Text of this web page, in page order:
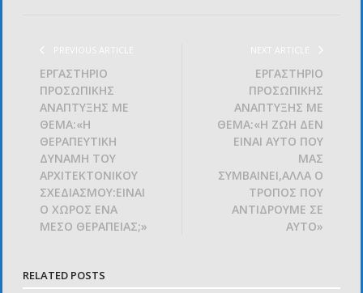
PREVIOUS ARTICLE
ΕΡΓΑΣΤΗΡΙΟ
ΠΡΟΣΩΠΙΚΗΣ
ΑΝΑΠΤΥΞΗΣ ΜΕ
ΘΕΜΑ:«Η
ΘΕΡΑΠΕΥΤΙΚΗ
ΔΥΝΑΜΗ ΤΟΥ
ΑΡΧΙΤΕΚΤΟΝΙΚΟΥ
ΣΧΕΔΙΑΣΜΟΥ:ΕΙΝΑΙ
Ο ΧΩΡΟΣ ΕΝΑ
ΜΕΣΟ ΘΕΡΑΠΕΙΑΣ;»
NEXT ARTICLE
ΕΡΓΑΣΤΗΡΙΟ
ΠΡΟΣΩΠΙΚΗΣ
ΑΝΑΠΤΥΞΗΣ ΜΕ
ΘΕΜΑ:«Η ΖΩΗ ΔΕΝ
ΕΙΝΑΙ ΑΥΤΟ ΠΟΥ
ΜΑΣ
ΣΥΜΒΑΙΝΕΙ,ΑΛΛΑ Ο
ΤΡΟΠΟΣ ΠΟΥ
ΑΝΤΙΔΡΟΥΜΕ ΣΕ
ΑΥΤΟ»
RELATED POSTS